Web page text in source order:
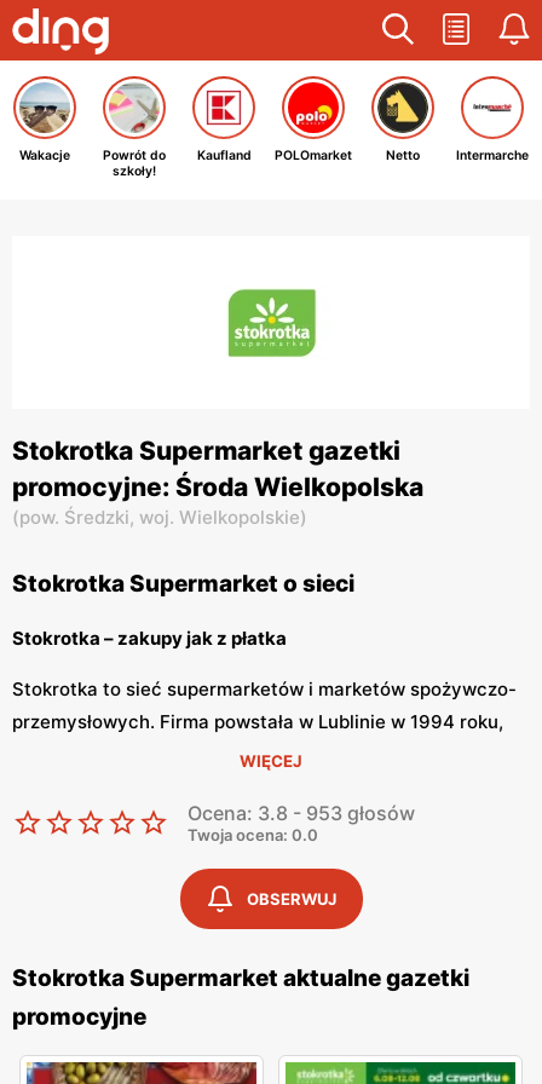
Wakacje
Powrót do
szkoły!
Kaufland POLOmarket Netto Intermarche
Stokrotka Supermarket gazetki
promocyjne: Środa Wielkopolska
(pow. Średzki, woj. Wielkopolskie)
Stokrotka Supermarket o sieci
Stokrotka – zakupy jak z płatka
Stokrotka to sieć supermarketów i marketów spożywczo-
przemysłowych. Firma powstała w Lublinie w 1994 roku,
lecz dopiero od 2000 roku znamy ją pod obecną nazwą.
dzięki czemu możemy cieszyć się ponad 500 sklepami na
Stokrotka – tanie zakupy
Stokrotka dopasowuje ofertę do potrzeb swoich klientów,
dzięki czemu zakupy stają się łatwe i przyjemne. W
placówkach znajdziemy nie tylko szeroką gamę produktów
WIĘCEJ
Ocena: 3.8 - 953 głosów
Twoja ocena: 0.0
OBSERWUJ
Stokrotka Supermarket aktualne gazetki
promocyjne